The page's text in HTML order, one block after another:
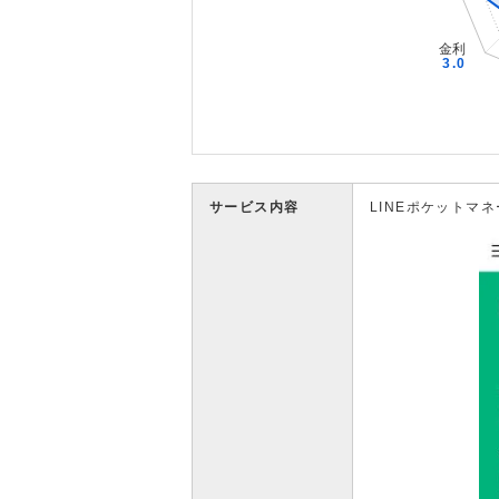
サービス内容 LINEポケットマネ